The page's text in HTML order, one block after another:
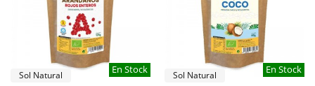
En Stock
Sol Natural En Stock
Sol Natural